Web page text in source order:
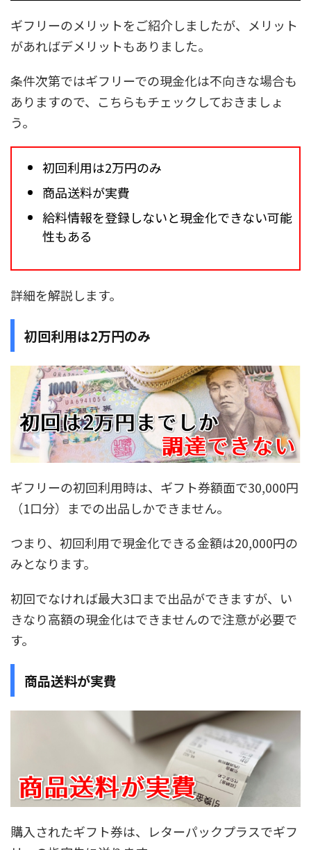
ギフリーのメリットをご紹介しましたが、メリット
があればデメリットもありました。
条件次第ではギフリーでの現金化は不向きな場合も
ありますので、こちらもチェックしておきましょ
う。
初回利用は2万円のみ
商品送料が実費
給料情報を登録しないと現金化できない可能
性もある
詳細を解説します。
初回利用は2万円のみ
ギフリーの初回利用時は、ギフト券額面で30,000円
（1口分）までの出品しかできません。
つまり、 初回利用で現金化できる金額は20,000円の
みとなります。
初回でなければ最大3口まで出品ができますが、い
きなり高額の現金化はできませんので注意が必要で
す。
商品送料が実費
購入されたギフト券は、レターパックプラスでギフ